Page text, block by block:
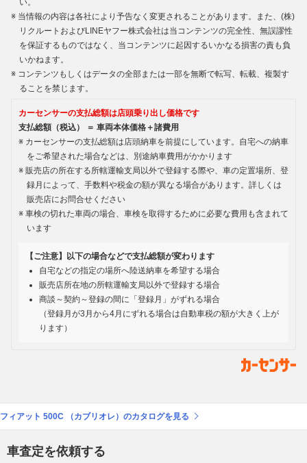
い。
当情報の内容は各社により予告なく変更されることがあります。また、(株)
リクルートおよびLINEヤフー株式会社は当コンテンツの完全性、無誤謬性
を保証するものではなく、当コンテンツに起因するいかなる損害の責も負
いかねます。
コンテンツもしくはデータの全部または一部を無断で転写、転載、複製す
ることを禁じます。
カーセンサーの支払総額は店頭乗り出し価格です
支払総額（税込） ＝ 車両本体価格＋諸費用
カーセンサーの支払総額は店頭納車を前提にしています。自宅への納車
をご希望された場合などは、別途納車費用がかかります
販売店の所在する所轄運輸支局以外で登録する際や、車の定置場所、登
録月によって、手数料や税金の額が異なる場合があります。詳しくは
販売店にお問合せください
車検の切れた車両の場合、車検を取得するために必要な費用も含まれて
います
【ご注意】以下の場合などで支払総額が変わります
自宅などの指定の場所へ陸送納車を希望する場合
販売店所在地の所轄運輸支局以外で登録する場合
商談～契約～登録の間に「登録月」がずれる場合
（登録月が3月から4月にずれる場合は自動車税の額が大きく上が
ります）
フィアット 500C （カブリオレ）のカタログを見る
車査定を依頼する